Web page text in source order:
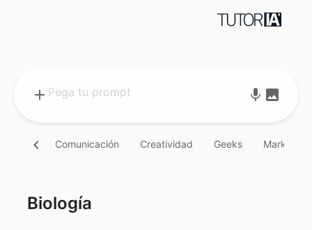
add mic image
chevron_left Comunicación Creatividad Geeks Marketing
Biología